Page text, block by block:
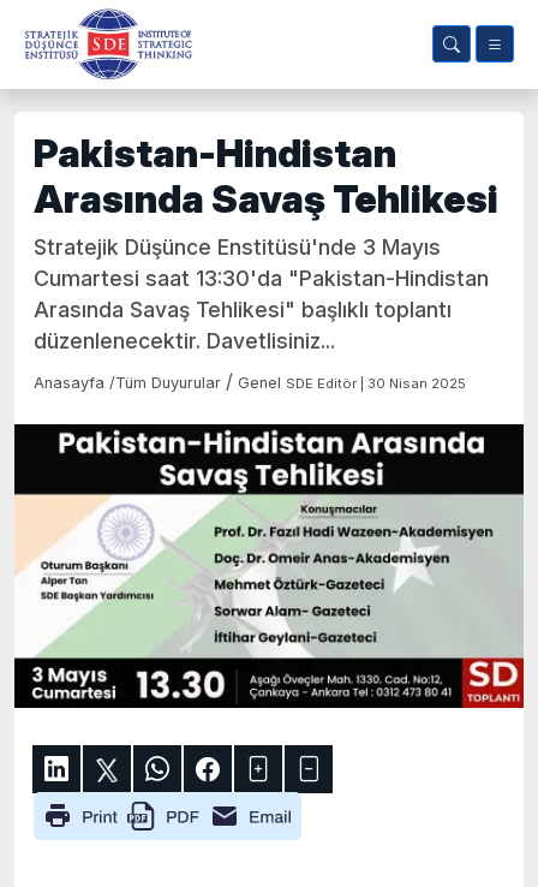
Pakistan-Hindistan
Arasında Savaş Tehlikesi
Stratejik Düşünce Enstitüsü'nde 3 Mayıs
Cumartesi saat 13:30'da "Pakistan-Hindistan
Arasında Savaş Tehlikesi" başlıklı toplantı
düzenlenecektir. Davetlisiniz...
Anasayfa /Tüm Duyurular / Genel SDE Editör | 30 Nisan 2025